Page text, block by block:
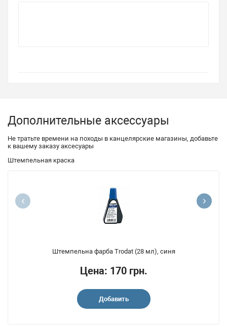
Дополнительные аксессуары
Не тратьте времени на походы в канцелярские магазины, добавьте
к вашему заказу аксесуары
Штемпельная краска
Штемпельна фарба Trodat (28 мл), синя
Цена: 170 грн.
Добавить